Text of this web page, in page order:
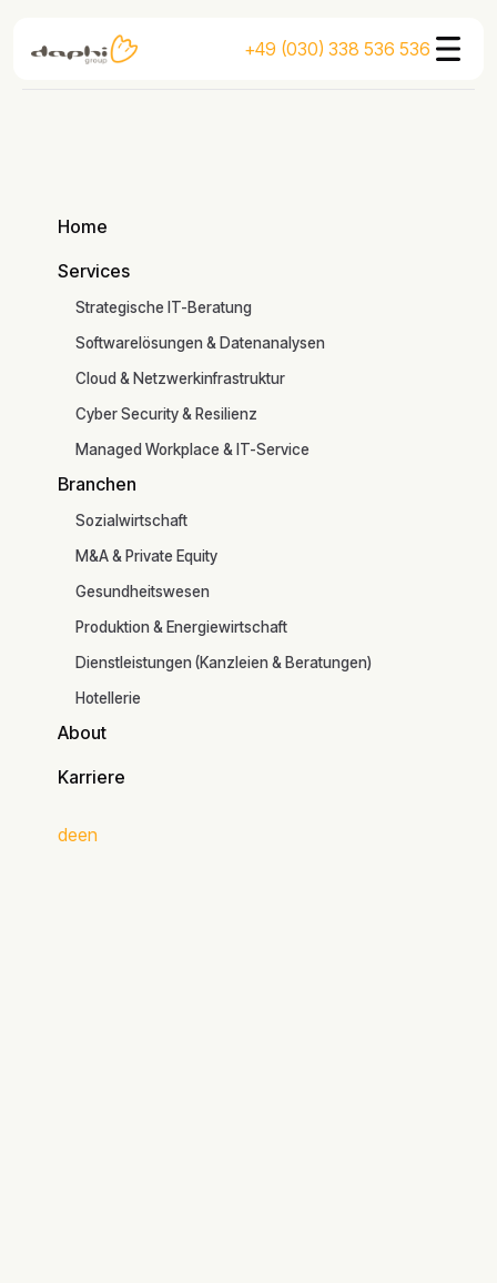
+49 (030) 338 536 536
Home
Services
Services
Strategische IT-Beratung
Softwarelösungen & Datenanalysen
Cloud & Netzwerkinfrastruktur
Cyber Security & Resilienz
Managed Workplace & IT-Service
Branchen
Branchen
Sozialwirtschaft
M&A & Private Equity
Gesundheitswesen
Produktion & Energiewirtschaft
Dienstleistungen (Kanzleien & Beratungen)
Hotellerie
About
Karriere
deen
Continue